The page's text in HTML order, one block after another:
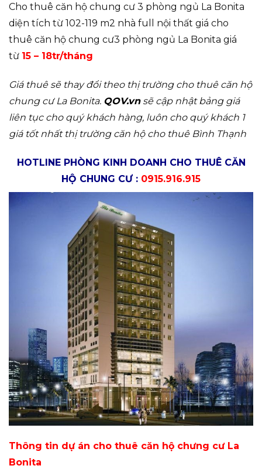
Cho thuê căn hộ chung cư 3 phòng ngủ La Bonita
diện tích từ 102-119 m2 nhà full nội thất giá cho
thuê căn hộ chung cư3 phòng ngủ La Bonita giá
từ 15 – 18tr/tháng
Giá thuê sẽ thay đổi theo thị trường cho thuê căn hộ
chung cư La Bonita. QOV.vnsẽ cập nhật bảng giá
liên tục cho quý khách hàng, luôn cho quý khách 1
giá tốt nhất thị trường căn hộ cho thuê Bình Thạnh
HOTLINE PHÒNG KINH DOANH CHO THUÊ CĂN
HỘ CHUNG CƯ : 0915.916.915
Thông tin dự án cho thuê căn hộ chưng cư La
Bonita